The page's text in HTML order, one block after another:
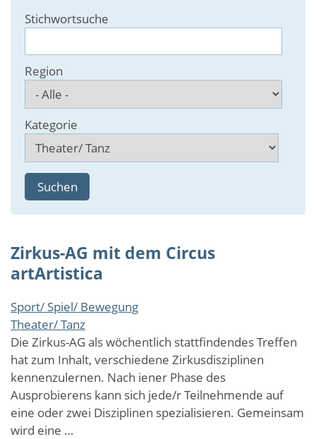
Stichwortsuche
Region
Kategorie
Zirkus-AG mit dem Circus
artArtistica
Sport/ Spiel/ Bewegung
Theater/ Tanz
Die Zirkus-AG als wöchentlich stattfindendes Treffen
hat zum Inhalt, verschiedene Zirkusdisziplinen
kennenzulernen. Nach iener Phase des
Ausprobierens kann sich jede/r Teilnehmende auf
eine oder zwei Disziplinen spezialisieren. Gemeinsam
wird eine …